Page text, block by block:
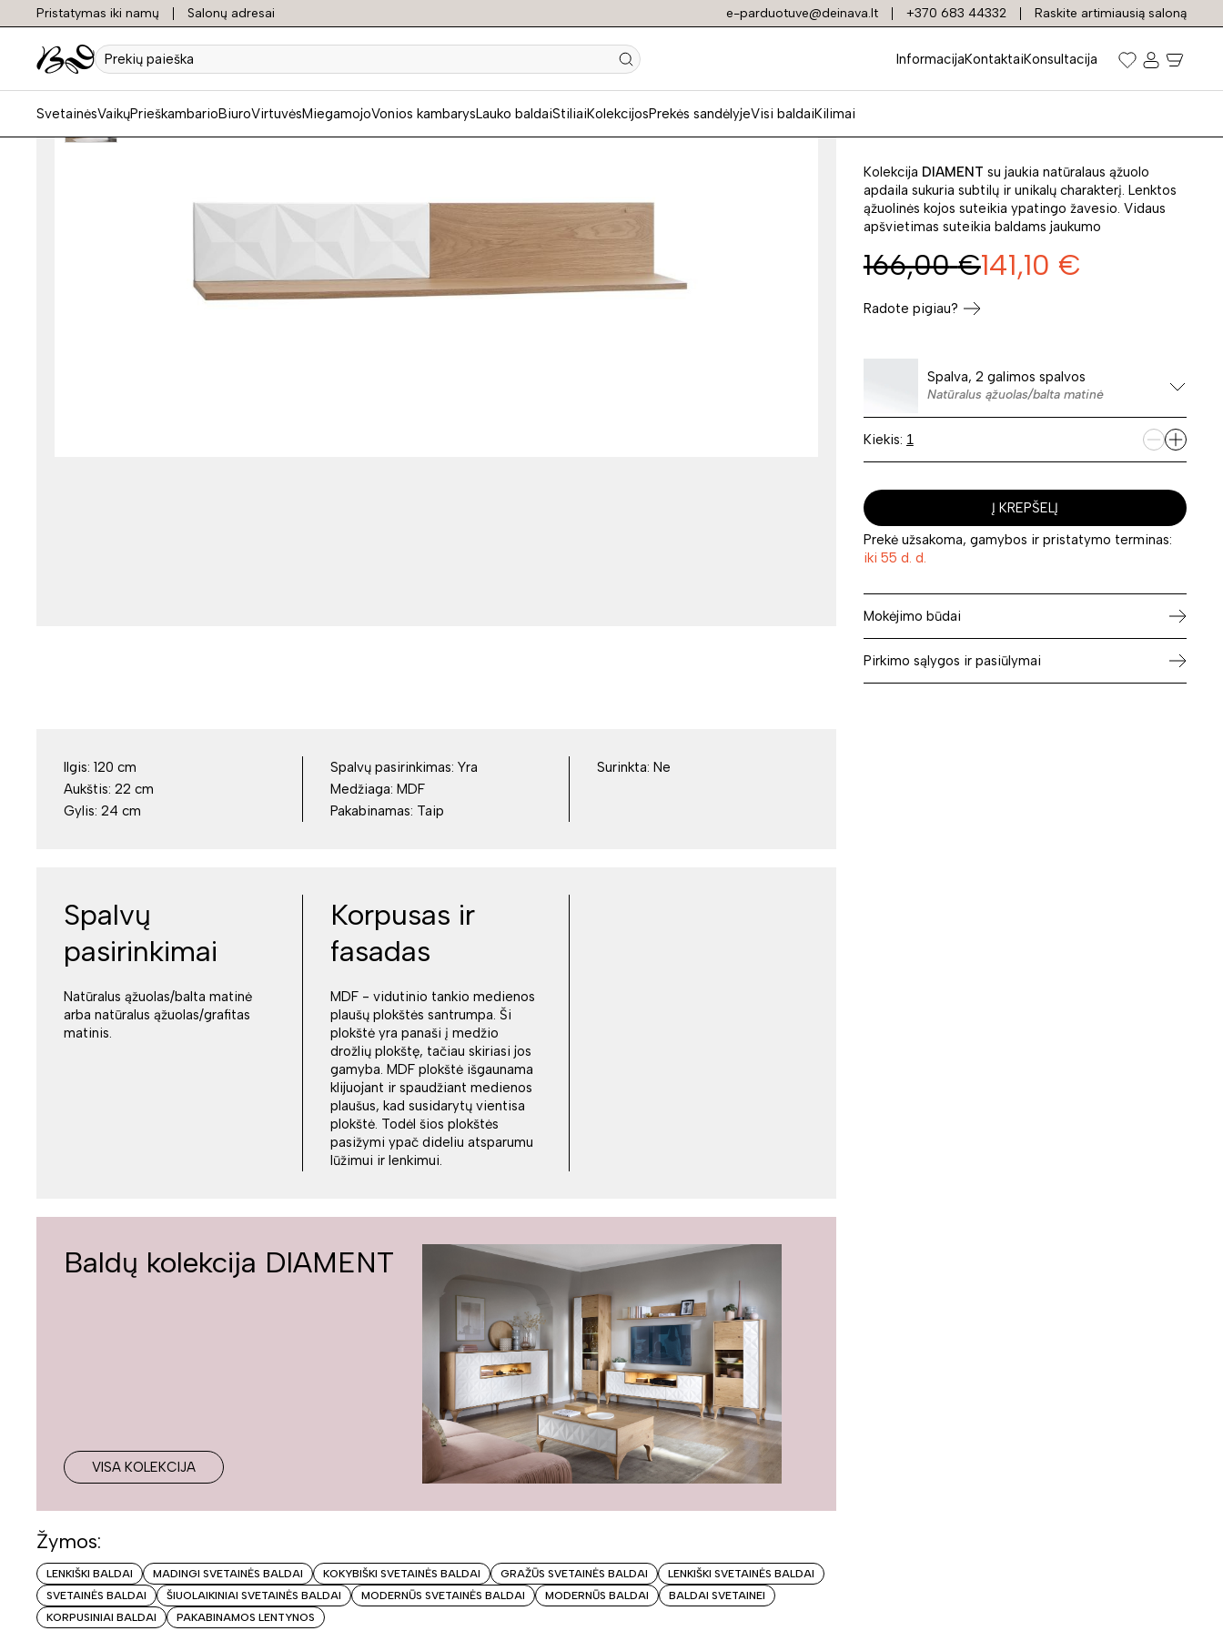
Pristatymas iki namų Salonų adresai e-parduotuve@deinava.lt +370 683 44332 Raskite artimiausią saloną
Prekių
paieška
InformacijaKontaktaiKonsultacija
SvetainėsVaikųPrieškambarioBiuroVirtuvėsMiegamojoVonios kambarysLauko baldaiStiliaiKolekcijosPrekės sandėlyjeVisi baldaiKilimai
Lentyna DIAMENT DI-
P2
Kolekcija DIAMENT su jaukia natūralaus ąžuolo
apdaila sukuria subtilų ir unikalų charakterį. Lenktos
ąžuolinės kojos suteikia ypatingo žavesio. Vidaus
apšvietimas suteikia baldams jaukumo
166,00 €141,10 €
Radote pigiau?
Spalva, 2 galimos spalvos
Natūralus ąžuolas/balta matinė
Kiekis:
Į KREPŠELĮ
Prekė užsakoma, gamybos ir pristatymo terminas:
iki 55 d. d.
Mokėjimo būdai
Pirkimo sąlygos ir pasiūlymai
Ilgis: 120 cm
Aukštis: 22 cm
Gylis: 24 cm
Spalvų pasirinkimas: Yra
Medžiaga: MDF
Pakabinamas: Taip
Surinkta: Ne
Spalvų
pasirinkimai
Natūralus ąžuolas/balta matinė
arba natūralus ąžuolas/grafitas
matinis.
Korpusas ir
fasadas
MDF - vidutinio tankio medienos
plaušų plokštės santrumpa. Ši
plokštė yra panaši į medžio
drožlių plokštę, tačiau skiriasi jos
gamyba. MDF plokštė išgaunama
klijuojant ir spaudžiant medienos
plaušus, kad susidarytų vientisa
plokštė. Todėl šios plokštės
pasižymi ypač dideliu atsparumu
lūžimui ir lenkimui.
Baldų kolekcija DIAMENT
VISA KOLEKCIJA
Žymos:
LENKIŠKI BALDAI MADINGI SVETAINĖS BALDAI KOKYBIŠKI SVETAINĖS BALDAI GRAŽŪS SVETAINĖS BALDAI
LENKIŠKI SVETAINĖS BALDAI
SVETAINĖS BALDAI
ŠIUOLAIKINIAI SVETAINĖS BALDAI MODERNŪS SVETAINĖS BALDAI MODERNŪS BALDAI
BALDAI SVETAINEI
KORPUSINIAI BALDAI
PAKABINAMOS LENTYNOS